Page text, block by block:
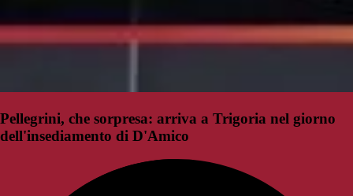
Pellegrini, che sorpresa: arriva a Trigoria nel giorno
dell'insediamento di D'Amico